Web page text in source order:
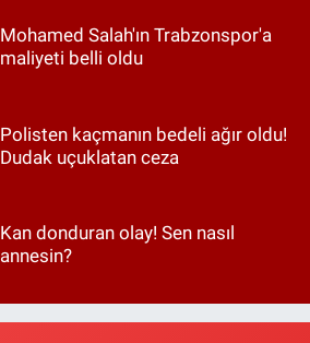
Mohamed Salah'ın Trabzonspor'a
maliyeti belli oldu
Polisten kaçmanın bedeli ağır oldu!
Dudak uçuklatan ceza
Kan donduran olay! Sen nasıl
annesin?